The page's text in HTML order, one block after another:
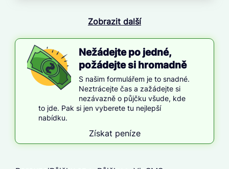
Zobrazit další
Nežádejte po jedné,
požádejte si hromadně
S našim formulářem je to snadné.
Neztrácejte čas a zažádejte si
nezávazně o půjčku všude, kde
to jde. Pak si jen vyberete tu nejlepší
nabídku.
Získat peníze